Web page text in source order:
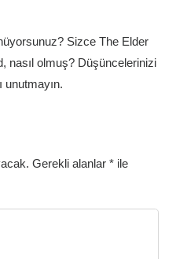
Sizce The Elder
nasıl olmuş? Düşüncelerinizi
Gerekli alanlar *ile